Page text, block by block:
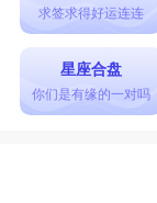
求签求得好运连连
星座合盘
你们是有缘的一对吗